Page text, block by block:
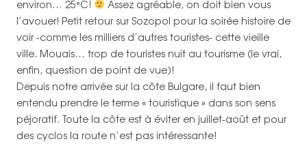
environ… 25°C!
Assez agréable, on doit bien vous
l’avouer! Petit retour sur Sozopol pour la soirée histoire de
voir -comme les milliers d’autres touristes- cette vieille
ville. Mouais… trop de touristes nuit au tourisme (le vrai,
enfin, question de point de vue)!
Depuis notre arrivée sur la côte Bulgare, il faut bien
entendu prendre le terme « touristique » dans son sens
péjoratif. Toute la côte est à éviter en juillet-août et pour
des cyclos la route n’est pas intéressante!